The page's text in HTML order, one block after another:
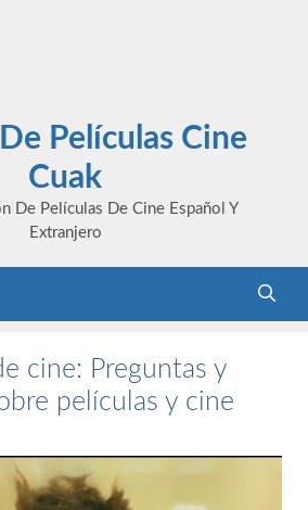
Películas Cine
Cuak
De Películas De Cine Español Y
Extranjero
cine: Preguntas y
películas y cine